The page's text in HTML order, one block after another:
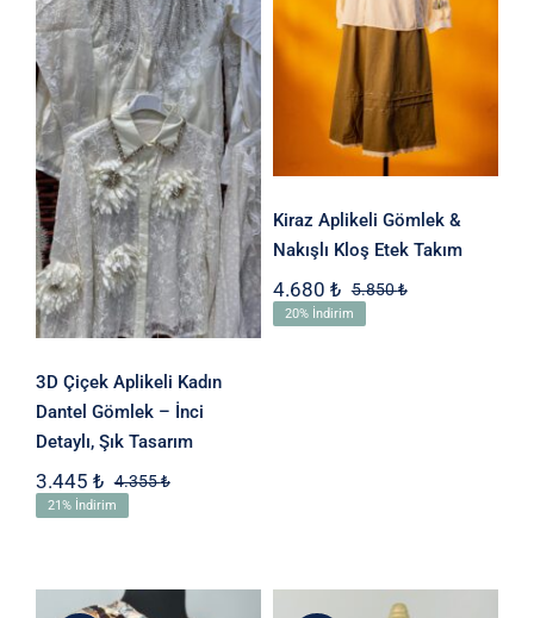
3D Çiçek Aplikeli
Kadın Dantel
Gömlek – İnci
Detaylı, Şık
Tasarım
3D Çiçek Aplikeli Kadın
Dantel Gömlek – İnci
Detaylı, Şık Tasarım
4.355₺Orijinal
3.445 ₺
Şu
21% İndirim
Nakışlı Kloş Etek
Takım
Kiraz Aplikeli Gömlek &
Nakışlı Kloş Etek Takım
5.850₺Orijinal
4.680 ₺
Şu
20% İndirim